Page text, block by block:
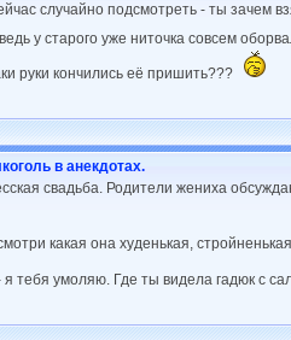
случайно подсмотреть - ты зачем
у старого уже ниточка совсем
руки кончились её пришить???
в анекдотах.
свадьба. Родители жениха
какая она худенькая,
я тебя умоляю. Где ты видела гадюк с